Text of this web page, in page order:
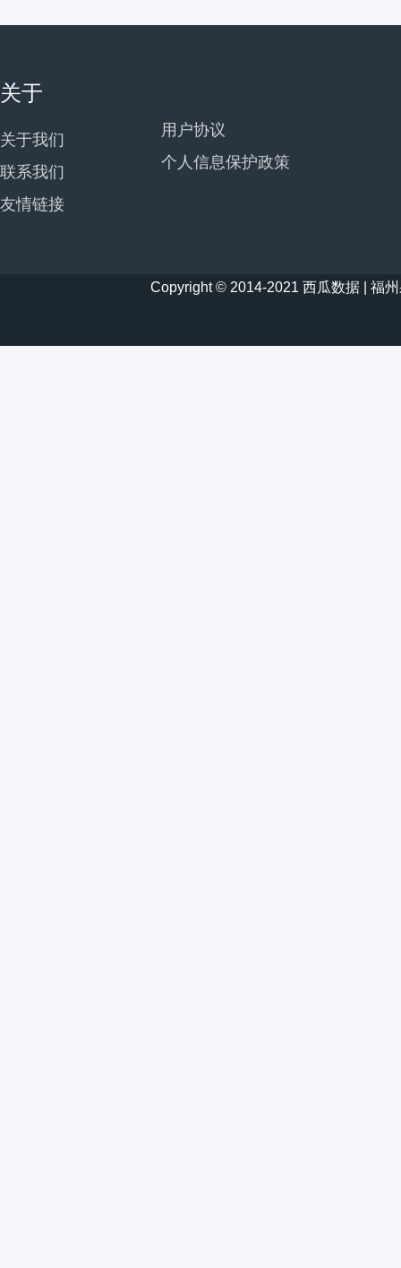
关于
关于我们
联系我们
友情链接
用户协议
个人信息保护政策
Copyright © 2014-2021 西瓜数据 | 福